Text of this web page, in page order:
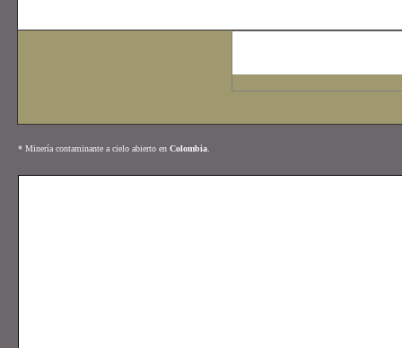
* Minería contaminante a cielo abierto en Colombia